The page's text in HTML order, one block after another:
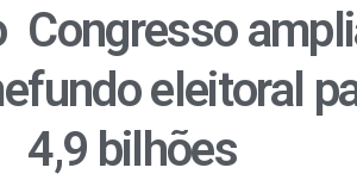
Congresso
fundo eleitoral
4,9 bilhões